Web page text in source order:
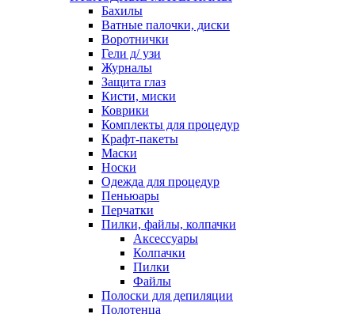
Бахилы
Ватные палочки, диски
Воротнички
Гели д/ узи
Журналы
Защита глаз
Кисти, миски
Коврики
Комплекты для процедур
Крафт-пакеты
Маски
Носки
Одежда для процедур
Пеньюары
Перчатки
Пилки, файлы, колпачки
Аксессуары
Колпачки
Пилки
Файлы
Полоски для депиляции
Полотенца